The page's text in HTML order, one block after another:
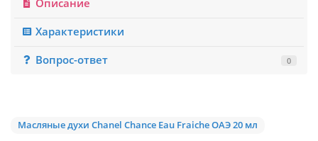
Характеристики
Вопрос-ответ
0
Масляные духи Chanel Chance Eau Fraiche ОАЭ 20 мл